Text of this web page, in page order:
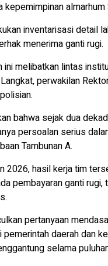
kepemimpinan
inventarisasi detail
menerima ganti rugi.
ini melibatkan lintas
perwakilan
bahwa sejak dua
persoalan serius
Tambunan A.
2026, hasil kerja tim
pembayaran ganti rugi,
pertanyaan
daerah dan
selama